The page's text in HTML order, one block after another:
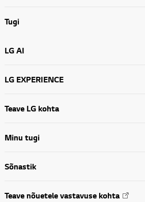
Tugi
LG AI
LG EXPERIENCE
Teave LG kohta
Minu tugi
Sõnastik
Teave nõuetele vastavuse kohta